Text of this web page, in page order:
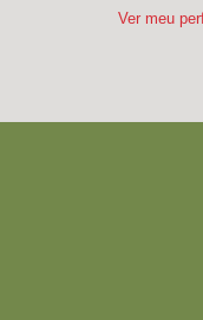
Ver meu